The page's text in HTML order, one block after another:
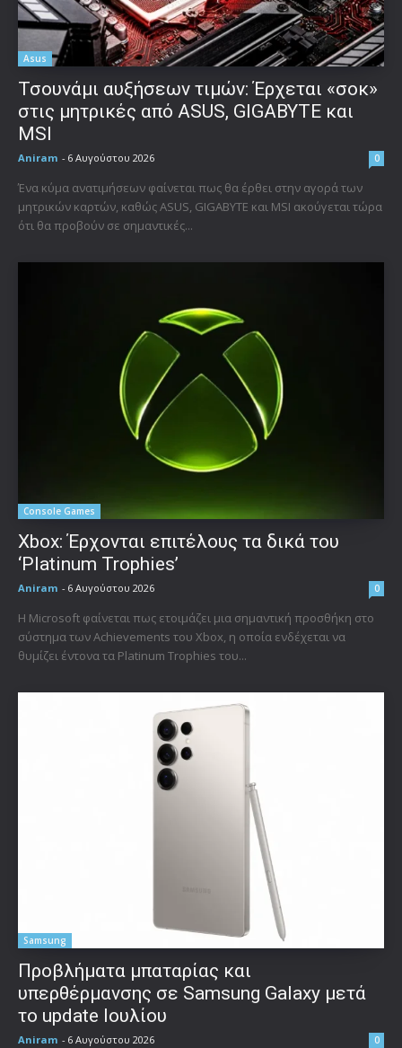
Asus
Τσουνάμι αυξήσεων τιμών: Έρχεται «σοκ»
στις μητρικές από ASUS, GIGABYTE και
MSI
Aniram - 6 Αυγούστου 2026 0
Ένα κύμα ανατιμήσεων φαίνεται πως θα έρθει στην αγορά των
μητρικών καρτών, καθώς ASUS, GIGABYTE και MSI ακούγεται τώρα
ότι θα προβούν σε σημαντικές...
Console Games
Xbox: Έρχονται επιτέλους τα δικά του
‘Platinum Trophies’
Aniram - 6 Αυγούστου 2026 0
Η Microsoft φαίνεται πως ετοιμάζει μια σημαντική προσθήκη στο
σύστημα των Achievements του Xbox, η οποία ενδέχεται να
θυμίζει έντονα τα Platinum Trophies του...
Samsung
Προβλήματα μπαταρίας και
υπερθέρμανσης σε Samsung Galaxy μετά
το update Ιουλίου
Aniram - 6 Αυγούστου 2026 0